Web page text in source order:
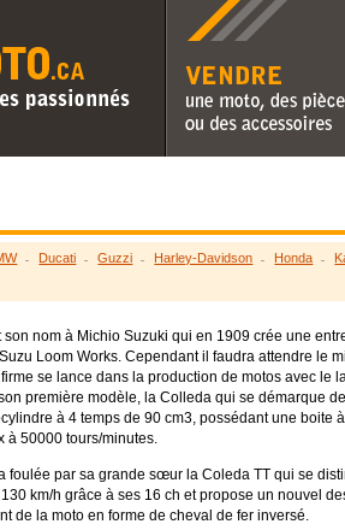
Vendre une moto, des
des accessoires
Ducati Guzzi Harley-Davidson Honda
son nom à Michio Suzuki qui en 1909 crée une
Loom Works. Cependant il faudra attendre le
se lance dans la production de motos avec le
première modèle, la Colleda qui se démarque
à 4 temps de 90 cm3, possédant une boite
à 50000 tours/minutes.
foulée par sa grande sœur la Coleda TT qui se
km/h grâce à ses 16 ch et propose un nouvel
de la moto en forme de cheval de fer inversé.